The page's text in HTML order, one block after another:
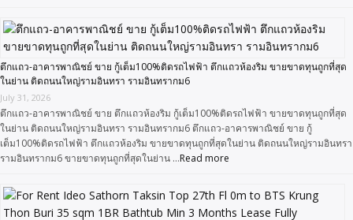
ตึกแถว-อาคารพาณิชย์ ขาย กู้เต็ม100%ติดรถไฟฟ้า ตึกแถวห้องริม ขายขาดทุนถูกที่สุด
ในย่าน ติดถนนใหญ่รามอินทรา รามอินทรากม6
July 31, 2026
ตึกแถว-อาคารพาณิชย์ ขาย ตึกแถวห้องริม กู้เต็ม100%ติดรถไฟฟ้า ขายขาดทุนถูกที่สุด
ในย่าน ติดถนนใหญ่รามอินทรา รามอินทรากม6 ตึกแถว-อาคารพาณิชย์ ขาย กู้
เต็ม100%ติดรถไฟฟ้า ตึกแถวห้องริม ขายขาดทุนถูกที่สุดในย่าน ติดถนนใหญ่รามอินทรา
รามอินทรากม6 ขายขาดทุนถูกที่สุดในย่าน …Read more